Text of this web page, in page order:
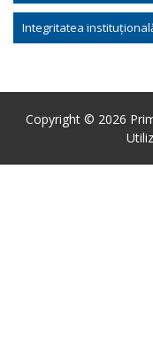
Integritatea
Copyright © 2026